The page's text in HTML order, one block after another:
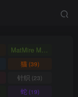
MatMire Makes
猫(39)
针织 (23)
蛇(19)